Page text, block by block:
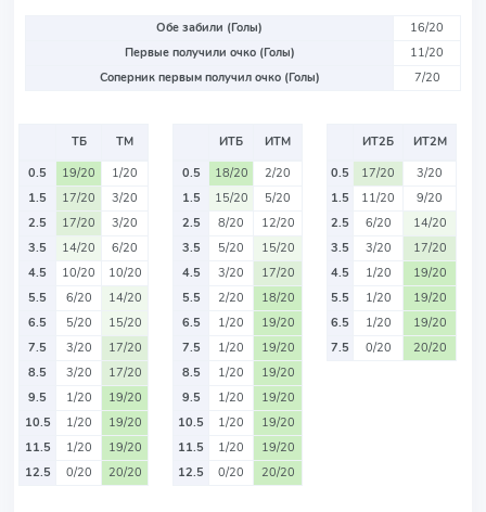
Обе забили (Голы)
16/20
Первые получили очко (Голы)
11/20
Соперник первым получил очко (Голы)
7/20
ТБ
ТМ
0.5
19/20
1/20
1.5
17/20
3/20
2.5
17/20
3/20
3.5
14/20
6/20
4.5
10/20
10/20
5.5
6/20
14/20
6.5
5/20
15/20
7.5
3/20
17/20
8.5
3/20
17/20
9.5
1/20
19/20
10.5
1/20
19/20
11.5
1/20
19/20
12.5
0/20 20/20
ИТБ
ИТМ
0.5
18/20
2/20
1.5
15/20
5/20
2.5
8/20
12/20
3.5
5/20
15/20
4.5
3/20
17/20
5.5
2/20
18/20
6.5
1/20
19/20
7.5
1/20
19/20
8.5
1/20
19/20
9.5
1/20
19/20
10.5
1/20
19/20
11.5
1/20
19/20
12.5
0/20 20/20
ИТ2Б
ИТ2М
0.5
17/20
3/20
1.5
11/20
9/20
2.5
6/20
14/20
3.5
3/20
17/20
4.5
1/20
19/20
5.5
1/20
19/20
6.5
1/20
19/20
7.5
0/20 20/20